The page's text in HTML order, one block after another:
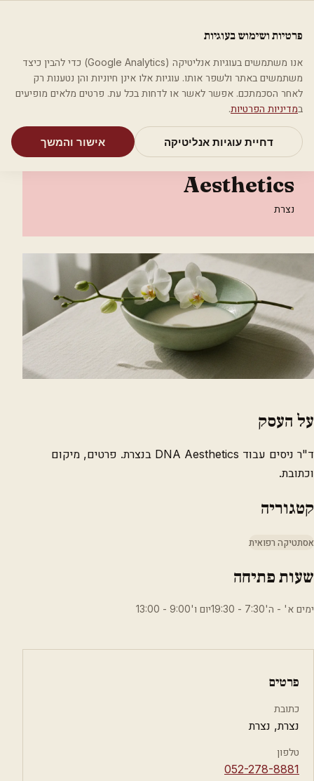
מאמריםקטגוריותחיפושאודות
בית קטגוריות
אסתטיקה רפואית
ד"ר ניסים עבוד DNA Aesthetics
ד"ר ניסים עבוד DNA
Aesthetics
נצרת
על העסק
ד"ר ניסים עבוד DNA Aesthetics בנצרת. פרטים, מיקום
וכתובת.
קטגוריה
אסתטיקה רפואית
שעות פתיחה
ימים א' - ה'7:30 - 19:30יום ו'9:00 - 13:00
פרטים
כתובת
נצרת, נצרת
טלפון
⁦052-278-8881⁩
פרטיות ושימוש בעוגיות
אנו משתמשים בעוגיות אנליטיקה (Google Analytics) כדי להבין כיצד
משתמשים באתר ולשפר אותו. עוגיות אלו אינן חיוניות והן נטענות רק
לאחר הסכמתכם. אפשר לאשר או לדחות בכל עת. פרטים מלאים מופיעים
במדיניות הפרטיות.
דחיית עוגיות אנליטיקה אישור והמשך